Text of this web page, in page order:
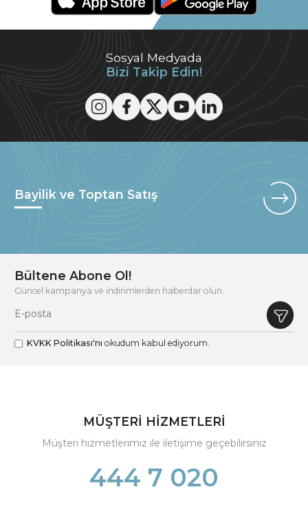
Sosyal Medyada
Bizi Takip Edin!
Bayilik ve Toptan Satış
Bültene Abone Ol!
Güncel kampanya ve indirimlerden haberdar olun.
KVKK Politikası'nı okudum kabul ediyorum.
MÜŞTERİ HİZMETLERİ
Müşteri hizmetlerimiz ile iletişime geçebilirsiniz
444 7 020